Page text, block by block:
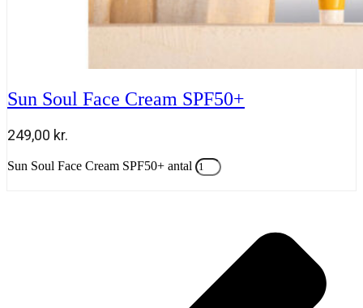
Sun Soul Face Cream SPF50+
249,00 kr.
Sun Soul Face Cream SPF50+ antal